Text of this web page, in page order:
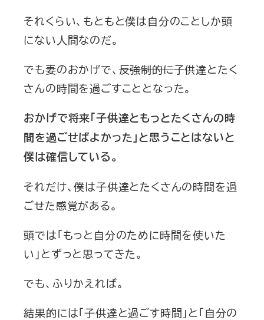
それくらい、もともと僕は自分のことしか頭
にない人間なのだ。
でも妻のおかげで、反強制的に子供達とたく
さんの時間を過ごすこととなった。
おかげで将来「子供達ともっとたくさんの時
間を過ごせばよかった」と思うことはないと
僕は確信している。
それだけ、僕は子供達とたくさんの時間を過
ごせた感覚がある。
頭では「もっと自分のために時間を使いた
い」とずっと思ってきた。
でも、ふりかえれば。
結果的には「子供達と過ごす時間」と「自分の